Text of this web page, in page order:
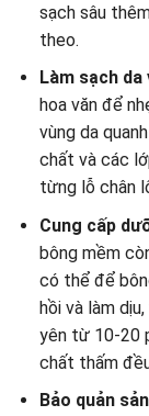
sạch sâu
theo.
Làm sạch
hoa văn để
vùng da
chất và các
từng lỗ chân
Cung cấp
bông mềm
có thể để
hồi và làm
yên từ 10-20
chất thấm
Bảo quản